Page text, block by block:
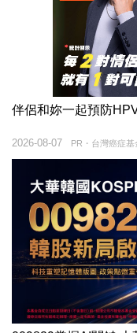
伴侶和妳一起預防
PR・台灣癌症基
2026-08-07